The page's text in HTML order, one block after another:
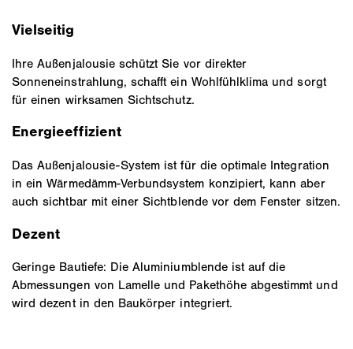
Vielseitig
Ihre Außenjalousie schützt Sie vor direkter
Sonneneinstrahlung, schafft ein Wohlfühlklima und sorgt
für einen wirksamen Sichtschutz.
Energieeffizient
Das Außenjalousie-System ist für die optimale Integration
in ein Wärmedämm-Verbundsystem konzipiert, kann aber
auch sichtbar mit einer Sichtblende vor dem Fenster sitzen.
Dezent
Geringe Bautiefe: Die Aluminiumblende ist auf die
Abmessungen von Lamelle und Pakethöhe abgestimmt und
wird dezent in den Baukörper integriert.